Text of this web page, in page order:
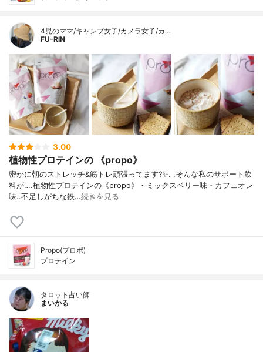
4児のママ/キャンプ女子/カメラ女子/カ…
FU-RIN
3.00
植物性プロテインの 《propo》
密かに朝のストレッチ&筋トレ頑張ってます?✨. .そんな私のサポート飲
料が….植物性プロテインの《propo》・ミックスベリー味・カフェオレ
味..不足しがちな鉄…続きを見る
Propo(プロポ)
プロテイン
タロット占い師
まいかる